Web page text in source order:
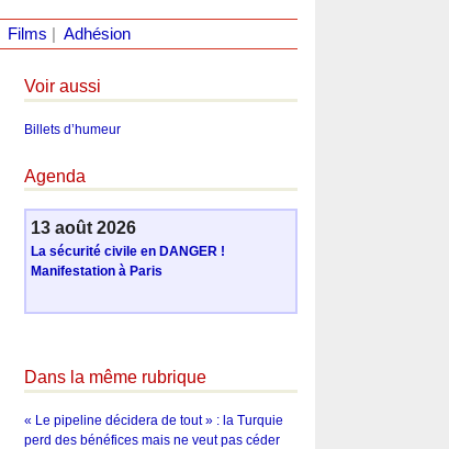
Films Adhésion
Voir aussi
Billets d’humeur
Agenda
13 août 2026
La sécurité civile en DANGER !
Manifestation à Paris
Dans la même rubrique
« Le pipeline décidera de tout » : la Turquie
perd des bénéfices mais ne veut pas céder